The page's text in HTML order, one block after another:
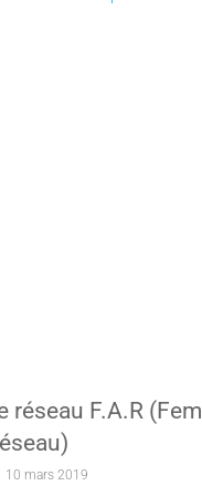
réseau F.A.R
10 mars 2019